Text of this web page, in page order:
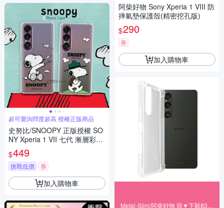
超可愛詢問度超高 授權正版商品
史努比/SNOOPY 正版授權 SO
NY Xperia 1 VII 七代 漸層彩繪
空壓手機殼
$449
挑戰低價 券
加入購物車
阿柴好物 Sony Xperia 1 VIII 防
摔氣墊保護殼(精密挖孔版)
$290
券
加入購物車